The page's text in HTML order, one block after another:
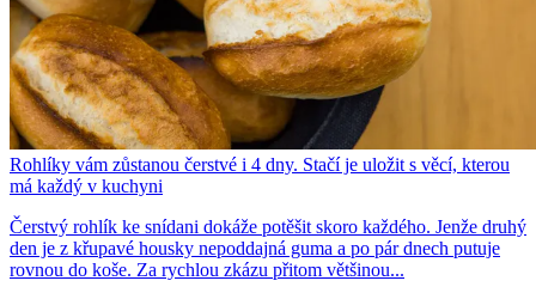
Rohlíky vám zůstanou čerstvé i 4 dny. Stačí je uložit s věcí, kterou
má každý v kuchyni
Čerstvý rohlík ke snídani dokáže potěšit skoro každého. Jenže druhý
den je z křupavé housky nepoddajná guma a po pár dnech putuje
rovnou do koše. Za rychlou zkázu přitom většinou...